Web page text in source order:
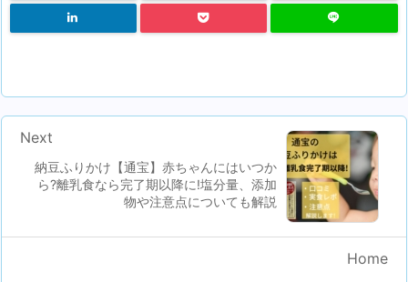
納豆ふりかけ【通宝】赤ちゃんにはいつか
ら?離乳食なら完了期以降に!塩分量、添加
物や注意点についても解説
Next
Home